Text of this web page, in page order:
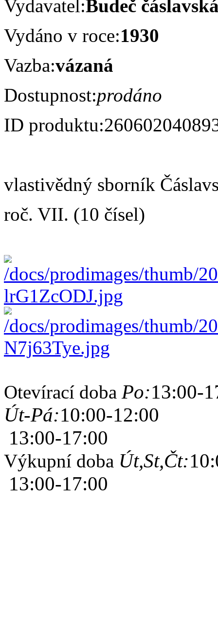
Vydavatel:Budeč
Vydáno v roce:1930
Vazba:vázaná
Dostupnost:prodáno
ID produktu:
vlastivědný sborník
roč. VII. (10 čísel)
Otevírací doba Po:13:00-
Út-Pá:10:00-12:00
13:00-17:00
Výkupní doba Út,St,Čt:
13:00-17:00